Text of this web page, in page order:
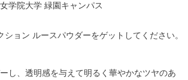
学院大学 緑園キャンパス
ョン ルースパウダーをゲットしてください。
し、透明感を与えて明るく華やかなツヤのあ